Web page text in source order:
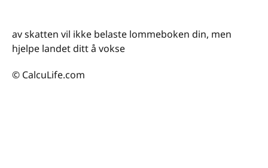
av skatten vil ikke belaste lommeboken din, men
hjelpe landet ditt å vokse
© CalcuLife.com